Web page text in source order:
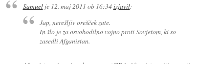
Samuelje 12. maj 2011 ob 16:34izjavil:
Jap, nerešljiv orešček zate.
In šlo je za osvobodilno vojno proti Sovjetom, ki so
zasedli Afganistan.